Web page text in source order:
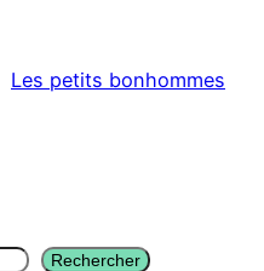
Les petits bonhommes
Rechercher